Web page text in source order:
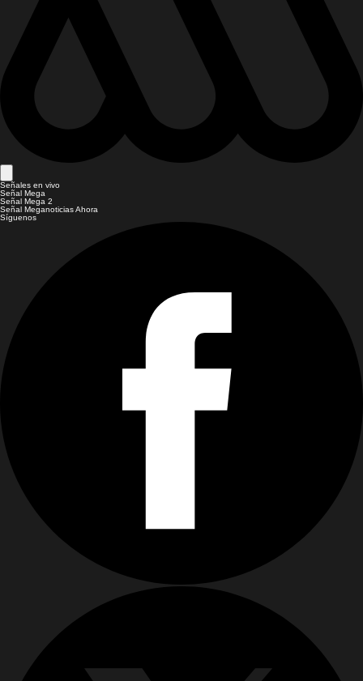
Señales en vivo
Señal Mega
Señal Mega 2
Señal Meganoticias Ahora
Síguenos